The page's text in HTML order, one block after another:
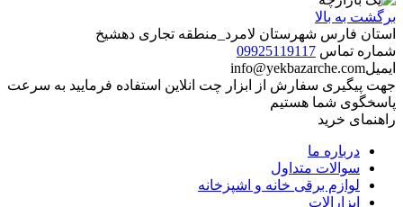
برگشت به بالا
استان فارس شهرستان لامرد_منطقه تجاری دهشیخ
شماره تماس 09925119117
ایمیلinfo@yekbazarche.com
جهت پیگیری سفارش از ابزار چت انلاین استفاده فرمایید به سرعت
پاسخگوی شما هستیم
راهنمای خرید
درباره ما
سوالات متداول
لوازم برقی خانه و اشپزخانه
ابزارالات